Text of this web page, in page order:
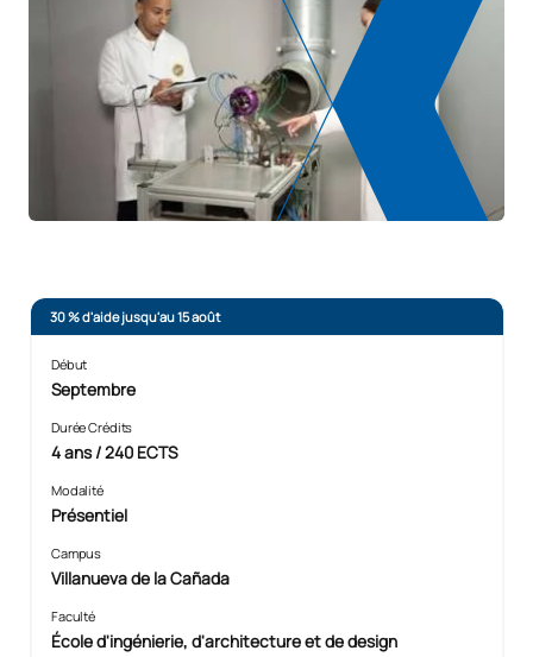
30 % d'aide jusqu'au 15 août
Début
Septembre
Durée Crédits
4 ans / 240 ECTS
Modalité
Présentiel
Campus
Villanueva de la Cañada
Faculté
École d'ingénierie, d'architecture et de design